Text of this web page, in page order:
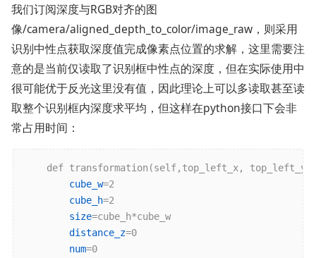
我们订阅深度与RGB对齐的图
像/camera/aligned_depth_to_color/image_raw，则采用
识别中性点获取深度值完成像素点位置的求解，这里需要注
意的是当前仅读取了识别框中性点的深度，但在实际使用中
很可能优于反光这里没有值，因此理论上可以多读取甚至读
取整个识别框内深度求平均，但这样在python接口下会非
常占用时间：
def transformation(self,top_left_x,
cube_w=2
cube_h=2
size=cube_h*cube_w
distance_z=0
num=0